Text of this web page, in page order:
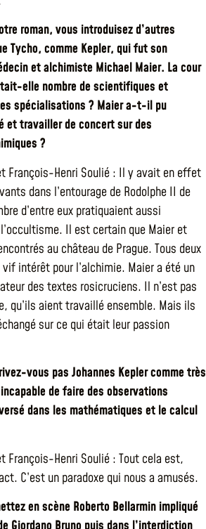
roman, vous introduisez d’autres
Tycho, comme Kepler, qui fut son
et alchimiste Michael Maier. La cour
elle nombre de scientifiques et
spécialisations ? Maier a-t-il pu
et travailler de concert sur des
?
François-Henri Soulié : Il y avait en effet
dans l’entourage de Rodolphe II de
d’entre eux pratiquaient aussi
Il est certain que Maier et
au château de Prague. Tous deux
intérêt pour l’alchimie. Maier a été un
des textes rosicruciens. Il n’est pas
qu’ils aient travaillé ensemble. Mais ils
sur ce qui était leur passion
vous pas Johannes Kepler comme très
de faire des observations
dans les mathématiques et le calcul
François-Henri Soulié : Tout cela est,
C’est un paradoxe qui nous a amusés.
en scène Roberto Bellarmin impliqué